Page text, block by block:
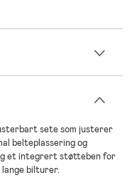
sete som justerer
belteplassering og
et integrert støtteben for
bilturer.